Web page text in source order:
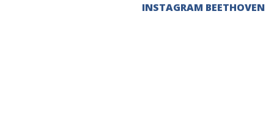
INSTAGRAM BEETHOVEN